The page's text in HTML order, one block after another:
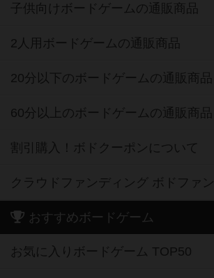
子供向けボードゲームの通販商品
2人用ボードゲームの通販商品
20分以下のボードゲームの通販商品
60分以上のボードゲームの通販商品
割引購入！ボドクーポンについて
クラウドファンディング ボドファン
おすすめボードゲーム
お気に入りボードゲーム TOP50